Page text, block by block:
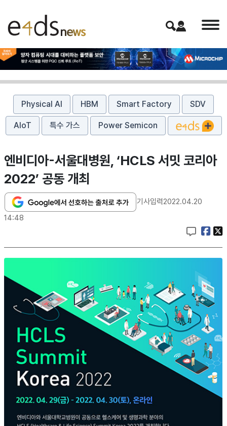
Physical AI HBM Smart Factory SDV
AIoT 특수 가스 Power Semicon
엔비디아-서울대병원, ‘HCLS 서밋 코리아
2022’ 공동 개최
기사입력2022.04.20
14:48